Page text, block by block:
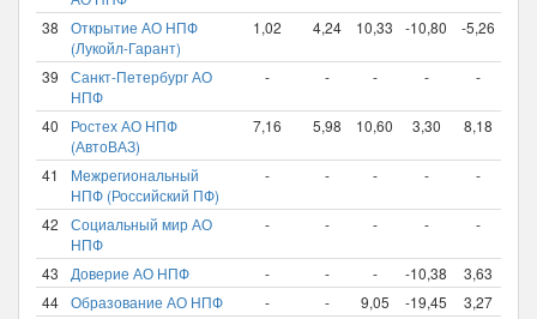
38
Открытие АО НПФ
(Лукойл-Гарант)
1,02 4,24 10,33 -10,80 -5,26
39
Санкт-Петербург АО
НПФ
- - - - -
40
Ростех АО НПФ
(АвтоВАЗ)
7,16 5,98 10,60 3,30 8,18
41
Межрегиональный
НПФ (Российский ПФ)
- - - - -
42
Социальный мир АО
НПФ
- - - - -
43 Доверие АО НПФ - - - -10,38 3,63
44 Образование АО НПФ - - 9,05 -19,45 3,27